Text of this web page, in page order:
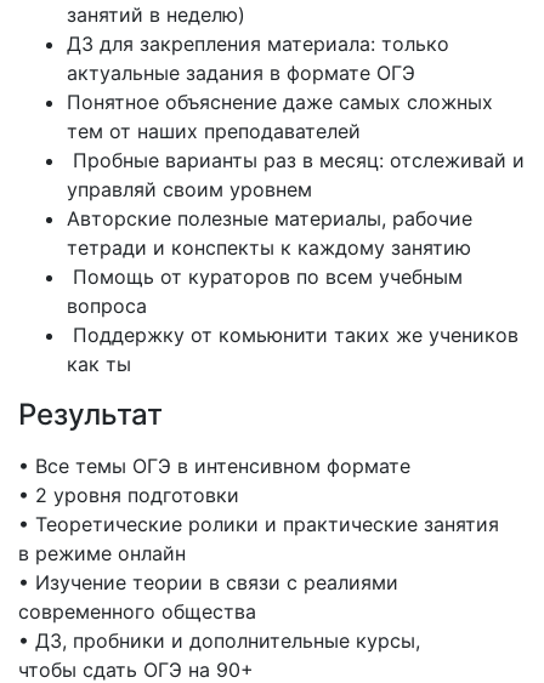
занятий в неделю)
ДЗ для закрепления материала: только
актуальные задания в формате ОГЭ
Понятное объяснение даже самых сложных
тем от наших преподавателей
Пробные варианты раз в месяц: отслеживай и
управляй своим уровнем
Авторские полезные материалы, рабочие
тетради и конспекты к каждому занятию
Помощь от кураторов по всем учебным
вопроса
Поддержку от комьюнити таких же учеников
как ты
Результат
• Все темы ОГЭ в интенсивном формате
• 2 уровня подготовки
• Теоретические ролики и практические занятия
в режиме онлайн
• Изучение теории в связи с реалиями
современного общества
• ДЗ, пробники и дополнительные курсы,
чтобы сдать ОГЭ на 90+